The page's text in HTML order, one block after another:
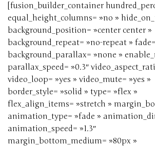
[fusion_builder_container
equal_height_columns= »no »
background_position= »center center »
background_repeat= »no-repeat »
background_parallax= »none »
parallax_speed= »0.3″
video_loop= »yes » video_mute= »yes »
border_style= »solid » type= »flex »
flex_align_items= »stretch »
animation_type= »fade »
animation_speed= »1.3″
margin_bottom_medium= »80px »